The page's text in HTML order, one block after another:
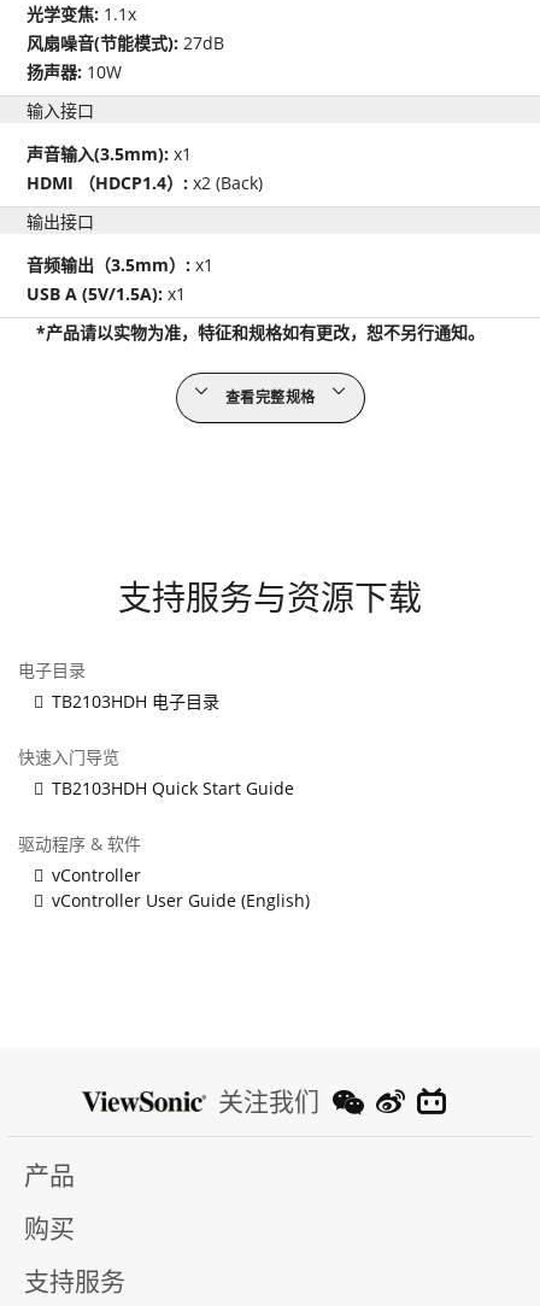
光学变焦: 1.1x
风扇噪音(节能模式):27dB
扬声器: 10W
输入接口
声音输入(3.5mm):x1
HDMI （HDCP1.4）:x2 (Back)
输出接口
音频输出（3.5mm）:x1
USB A (5V/1.5A):x1
*产品请以实物为准，特征和规格如有更改，恕不另行通知。
查看完整规格
支持服务与资源下载
电子目录
TB2103HDH 电子目录
快速入门导览
TB2103HDH Quick Start Guide
驱动程序 & 软件
vController
vController User Guide (English)
关注我们
产品
购买
支持服务